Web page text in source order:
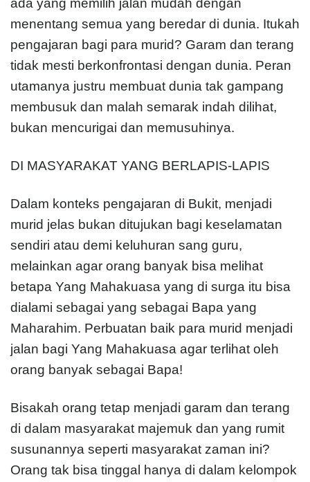
ada yang memilih jalan mudah dengan
menentang semua yang beredar di dunia. Itukah
pengajaran bagi para murid? Garam dan terang
tidak mesti berkonfrontasi dengan dunia. Peran
utamanya justru membuat dunia tak gampang
membusuk dan malah semarak indah dilihat,
bukan mencurigai dan memusuhinya.
DI MASYARAKAT YANG BERLAPIS-LAPIS
Dalam konteks pengajaran di Bukit, menjadi
murid jelas bukan ditujukan bagi keselamatan
sendiri atau demi keluhuran sang guru,
melainkan agar orang banyak bisa melihat
betapa Yang Mahakuasa yang di surga itu bisa
dialami sebagai yang sebagai Bapa yang
Maharahim. Perbuatan baik para murid menjadi
jalan bagi Yang Mahakuasa agar terlihat oleh
orang banyak sebagai Bapa!
Bisakah orang tetap menjadi garam dan terang
di dalam masyarakat majemuk dan yang rumit
susunannya seperti masyarakat zaman ini?
Orang tak bisa tinggal hanya di dalam kelompok